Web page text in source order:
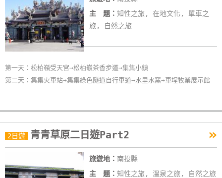
主 題： 知性之旅, 在地文化, 單車之
旅, 自然之旅
第一天：松柏嶺受天宮→松柏嶺茶香步道→集集小鎮
第二天：集集火車站→集集綠色隧道自行車道→水里水窯→車埕牧業展示館
2日遊 青青草原二日遊Part2 »
旅遊地： 南投縣
主 題： 知性之旅, 溫泉之旅, 自然之旅